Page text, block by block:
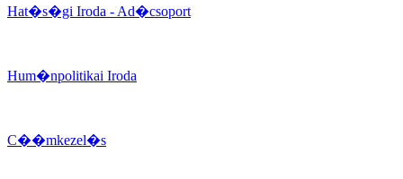
Hat�s�gi Iroda - Ad�csoport
Hum�npolitikai Iroda
C��mkezel�s